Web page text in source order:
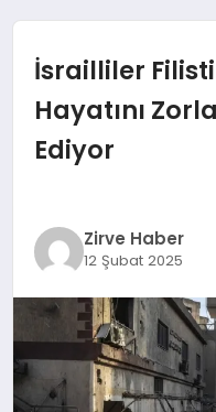
EĞITIM
SAĞLIK
SPOR
TEKNOLOJI
İsrailliler
Hayatını
Ediyor
Zirve Haber
12 Şubat 2025